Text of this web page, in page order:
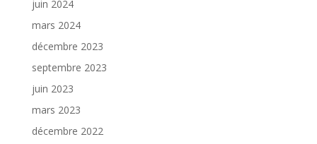
juin 2024
mars 2024
décembre 2023
septembre 2023
juin 2023
mars 2023
décembre 2022